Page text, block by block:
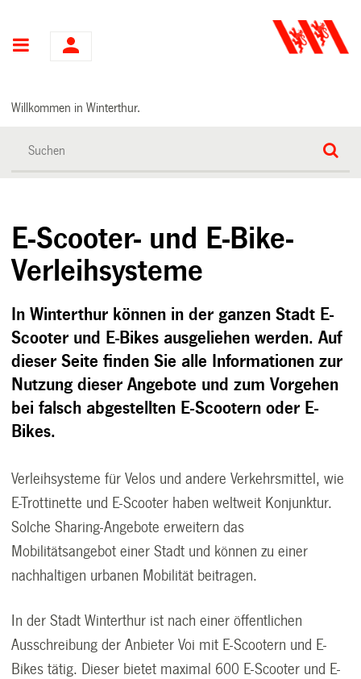
Hauptnavigation
Willkommen in Winterthur.
E-Scooter- und E-Bike-
Verleihsysteme
In Winterthur können in der ganzen Stadt E-
Scooter und E-Bikes ausgeliehen werden. Auf
dieser Seite finden Sie alle Informationen zur
Nutzung dieser Angebote und zum Vorgehen
bei falsch abgestellten E-Scootern oder E-
Bikes.
Verleihsysteme für Velos und andere Verkehrsmittel, wie
E-Trottinette und E-Scooter haben weltweit Konjunktur.
Solche Sharing-Angebote erweitern das
Mobilitätsangebot einer Stadt und können zu einer
nachhaltigen urbanen Mobilität beitragen.
In der Stadt Winterthur ist nach einer öffentlichen
Ausschreibung der Anbieter Voi mit E-Scootern und E-
Bikes tätig. Dieser bietet maximal 600 E-Scooter und E-